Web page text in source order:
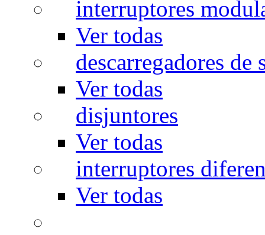
interruptores
Ver todas
descarregadores de
Ver todas
disjuntores
Ver todas
interruptores
Ver todas